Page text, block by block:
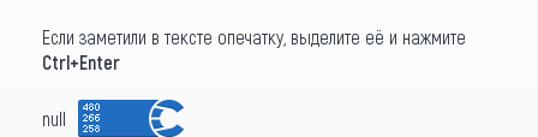
Если заметили в тексте опечатку, выделите её и нажмите
Ctrl+Enter
null